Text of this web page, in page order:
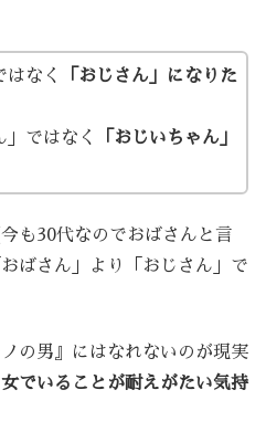
はなく
「おじさん」になりた
」ではなく
「おじいちゃん」
も30代なのでおばさんと言
ばさん」より「おじさん」で
の男』にはなれないのが現実
でいることが耐えがたい気持